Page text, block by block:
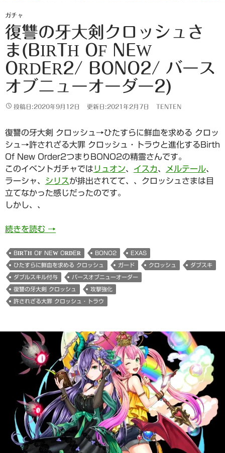
ガチャ
復讐の牙大剣クロッシュさ
ま(BIRTH OF NEW
ORDER2/ BONO2/ バース
オブニューオーダー2)
投稿日:2020年9月12日 更新日:2021年2月7日 TENTEN
復讐の牙大剣 クロッシュ→ひたすらに鮮血を求める クロッ
シュ→許されざる大罪 クロッシュ・トラウと進化するBirth
Of New Order2つまりBONO2の精霊さんです。
このイベントガチャでは リュオン、 イスカ、 メルテール、
ラーシャ、 シリスが排出されてて、、クロッシュさまは目
立てなかった感じだったのです。
しかし、、
続きを読む 復讐の牙大剣クロッシュさま(Birth Of New
→
BIRTH OF NEW ORDER BONO2 EXAS
ひたすらに鮮血を求める クロッシュ ガード クロッシュ ダブスキ
ダブルスキル付与 バースオブニューオーダー
復讐の牙大剣 クロッシュ 攻撃強化
許されざる大罪 クロッシュ・トラウ